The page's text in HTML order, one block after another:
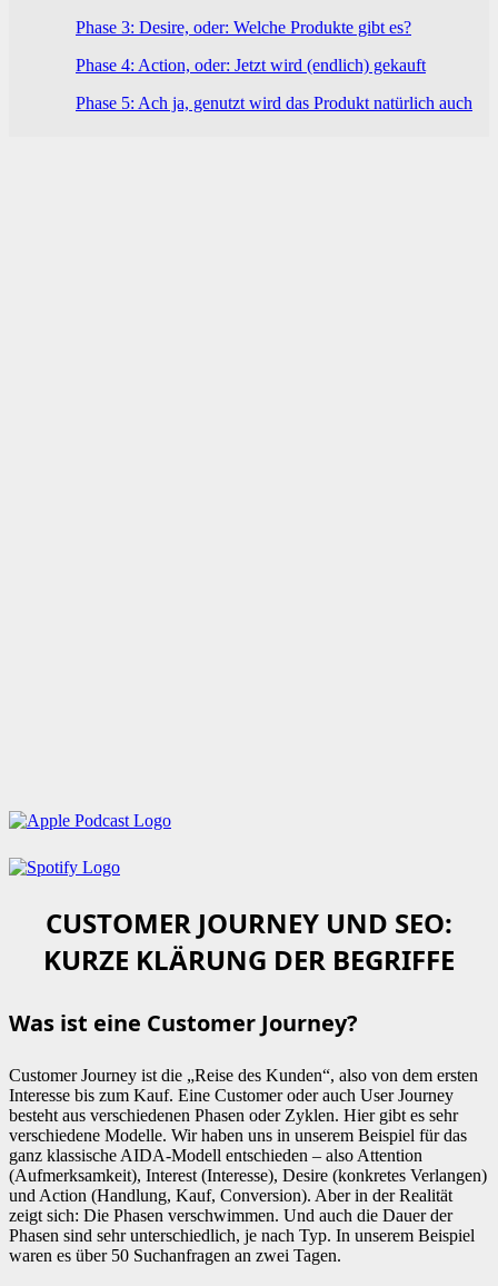
Phase 3: Desire, oder: Welche Produkte gibt es?
Phase 4: Action, oder: Jetzt wird (endlich) gekauft
Phase 5: Ach ja, genutzt wird das Produkt natürlich auch
CUSTOMER JOURNEY UND SEO:
KURZE KLÄRUNG DER BEGRIFFE
Was ist eine Customer Journey?
Customer Journey ist die „Reise des Kunden“, also von dem ersten
Interesse bis zum Kauf. Eine Customer oder auch User Journey
besteht aus verschiedenen Phasen oder Zyklen. Hier gibt es sehr
verschiedene Modelle. Wir haben uns in unserem Beispiel für das
ganz klassische AIDA-Modell entschieden – also Attention
(Aufmerksamkeit), Interest (Interesse), Desire (konkretes Verlangen)
und Action (Handlung, Kauf, Conversion). Aber in der Realität
zeigt sich: Die Phasen verschwimmen. Und auch die Dauer der
Phasen sind sehr unterschiedlich, je nach Typ. In unserem Beispiel
waren es über 50 Suchanfragen an zwei Tagen.